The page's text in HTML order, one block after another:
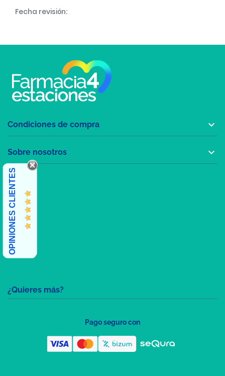
Fecha revisión:
¿Quieres más?
Condiciones de compra 
Sobre nosotros 
OPINIONES CLIENTES
Pago seguro con